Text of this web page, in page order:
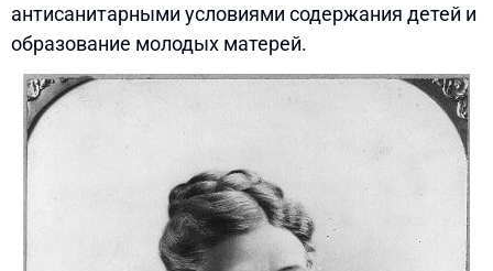
антисанитарными условиями содержания детей и
образование молодых матерей.